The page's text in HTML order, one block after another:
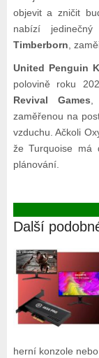
objevit a zničit
nabízí
Timberborn ,
United Penguin
polovině roku
Revival Games
zaměřenou na
vzduchu. Ačkoli
že Turquoise má
plánování.
Další
herní konzole